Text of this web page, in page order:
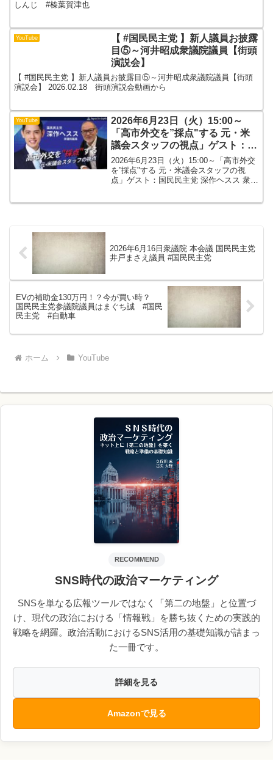
しんじ #榛葉賀津也
YouTube
【 #国民民主党 】新人議員お披露
目⑤～河井昭成衆議院議員【街頭
演説会】
【 #国民民主党 】新人議員お披露目⑤～河井昭成衆議院議員【街頭
演説会】 2026.02.18 街頭演説会動画から
YouTube
2026年6月23日（火）15:00～
「高市外交を”採点"する 元・米
議会スタッフの視点」ゲスト：国
民民主党 深作ヘスス 衆議院議
員 MC：Japan In-depth編集長
安倍宏行
2026年6月23日（火）15:00～「高市外交
を”採点"する 元・米議会スタッフの視
点」ゲスト：国民民主党 深作ヘスス 衆議
2026年6月16日衆議院 本会議 国民民主党
井戸まさえ議員 #国民民主党
EVの補助金130万円！？今が買い時？
国民民主党参議院議員はまぐち誠 #国民
民主党 #自動車
ホーム YouTube
RECOMMEND
SNS時代の政治マーケティング
SNSを単なる広報ツールではなく「第二の地盤」と位置づ
け、現代の政治における「情報戦」を勝ち抜くための実践的
戦略を網羅。政治活動におけるSNS活用の基礎知識が詰まっ
た一冊です。
詳細を見る
Amazonで見る